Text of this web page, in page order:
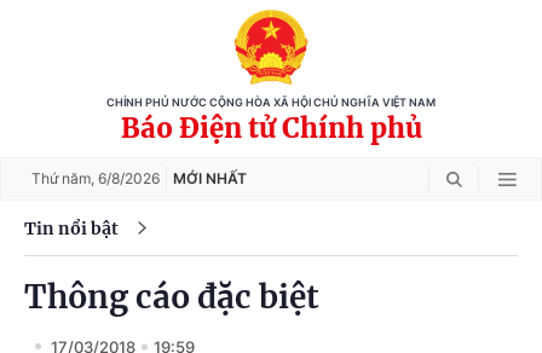
CHÍNH PHỦ NƯỚC CỘNG HÒA XÃ HỘI CHỦ NGHĨA VIỆT NAM
Báo Điện tử Chính phủ
Thứ năm, 6/8/2026 MỚI NHẤT
Tin nổi bật
Thông cáo đặc biệt
17/03/2018 19:59